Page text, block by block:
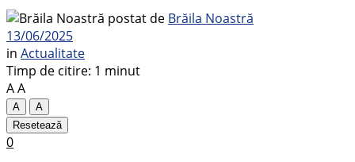
postat de Brăila Noastră
13/06/2025
in Actualitate
Timp de citire: 1 minut
AA
A
A
Resetează
0